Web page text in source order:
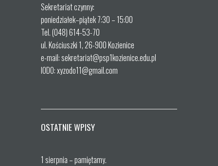
Sekretariat czynny:
poniedziałek–piątek 7:30 – 15:00
Tel. (048) 614-53-70
ul. Kościuszki 1, 26-900 Kozienice
e-mail: sekretariat@psp1kozienice.edu.pl
IODO: xyzodo11@gmail.com
OSTATNIE WPISY
1 sierpnia – pamiętamy.